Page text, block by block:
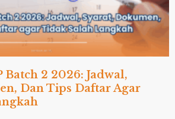
Batch 2 2026: Jadwal,
Dan Tips Daftar Agar